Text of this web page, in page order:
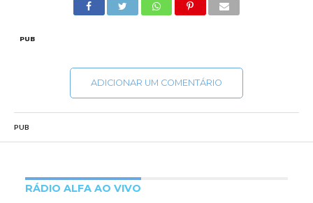
PUB
ADICIONAR UM COMENTÁRIO
PUB
RÁDIO ALFA AO VIVO